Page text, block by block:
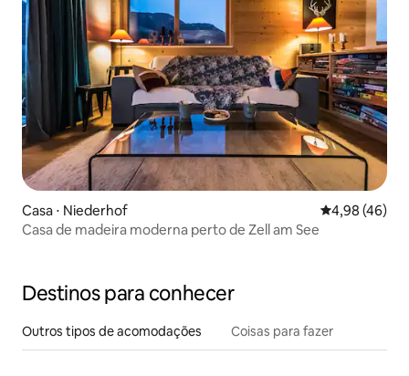
Casa ⋅ Niederhof 4,98 de uma
4,98 (46)
Casa de madeira moderna perto de Zell am See
Destinos para conhecer
Outros tipos de acomodações Coisas para fazer